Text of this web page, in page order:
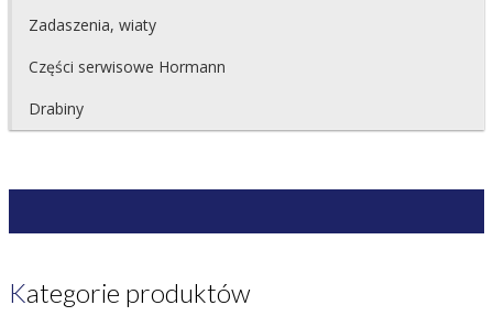
Zadaszenia, wiaty
Części serwisowe Hormann
Drabiny
Kategorie produktów